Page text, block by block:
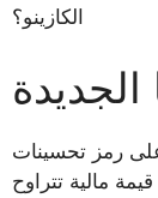
الكازينو؟
الجديدة
رمز تحسينات
مالية تتراوح